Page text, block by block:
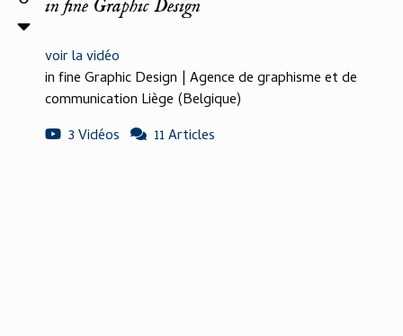
in fine Graphic Design
voir la vidéo
in fine Graphic Design | Agence de graphisme et de
communication Liège (Belgique)
3 Vidéos
11 Articles